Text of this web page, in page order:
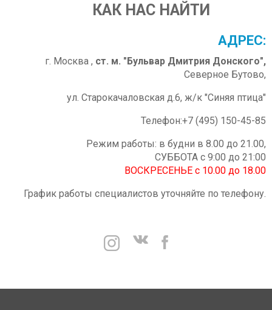
КАК НАС НАЙТИ
АДРЕС:
г. Москва , ст. м. "Бульвар Дмитрия Донского",
Северное Бутово,
ул. Старокачаловская д.6, ж/к "Синяя птица"
Телефон:+7 (495) 150-45-85
Режим работы: в будни в 8.00 до 21.00,
СУББОТА с 9:00 до 21:00
ВОСКРЕСЕНЬЕ с 10.00 до 18.00
График работы специалистов уточняйте по телефону.